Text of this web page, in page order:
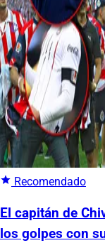
Recomendado
El capitán de
los golpes con